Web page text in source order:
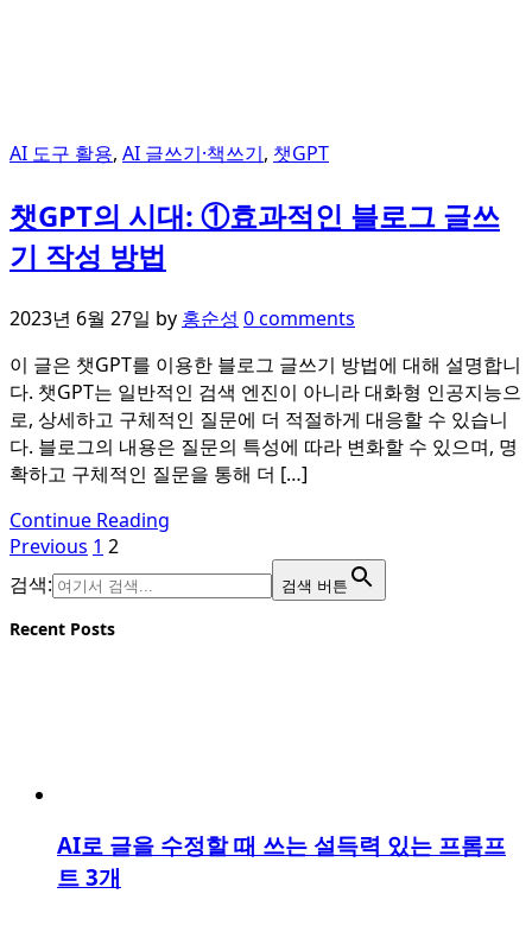
AI 도구 활용, AI 글쓰기·책쓰기, 챗GPT
챗GPT의 시대: ①효과적인 블로그 글쓰
기 작성 방법
2023년 6월 27일 by 홍순성 0 comments
이 글은 챗GPT를 이용한 블로그 글쓰기 방법에 대해 설명합니
다. 챗GPT는 일반적인 검색 엔진이 아니라 대화형 인공지능으
로, 상세하고 구체적인 질문에 더 적절하게 대응할 수 있습니
다. 블로그의 내용은 질문의 특성에 따라 변화할 수 있으며, 명
확하고 구체적인 질문을 통해 더 […]
Continue Reading
Previous 1 2
검색:
검색 버튼
Recent Posts
AI로 글을 수정할 때 쓰는 설득력 있는 프롬프
트 3개